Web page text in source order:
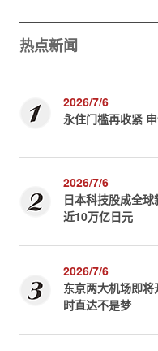
热点新闻
2026/7/6
永住门槛再收紧
2026/7/6
日本科技股成全
近10万亿日元
2026/7/6
东京两大机场即
时直达不是梦